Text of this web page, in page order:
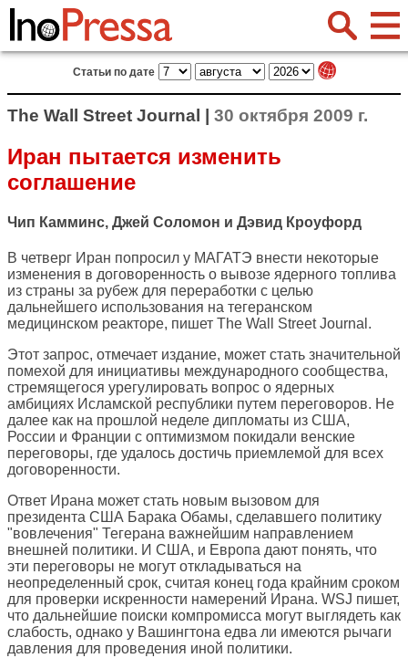
Статьи по дате
The Wall Street Journal | 30 октября 2009 г.
Иран пытается изменить
соглашение
Чип Камминс, Джей Соломон и Дэвид Кроуфорд
В четверг Иран попросил у МАГАТЭ внести некоторые
изменения в договоренность о вывозе ядерного топлива
из страны за рубеж для переработки с целью
дальнейшего использования на тегеранском
медицинском реакторе, пишет The Wall Street Journal .
Этот запрос, отмечает издание, может стать значительной
помехой для инициативы международного сообщества,
стремящегося урегулировать вопрос о ядерных
амбициях Исламской республики путем переговоров. Не
далее как на прошлой неделе дипломаты из США,
России и Франции с оптимизмом покидали венские
переговоры, где удалось достичь приемлемой для всех
договоренности.
Ответ Ирана может стать новым вызовом для
президента США Барака Обамы, сделавшего политику
"вовлечения" Тегерана важнейшим направлением
внешней политики. И США, и Европа дают понять, что
эти переговоры не могут откладываться на
неопределенный срок, считая конец года крайним сроком
для проверки искренности намерений Ирана. WSJ пишет,
что дальнейшие поиски компромисса могут выглядеть как
слабость, однако у Вашингтона едва ли имеются рычаги
давления для проведения иной политики.